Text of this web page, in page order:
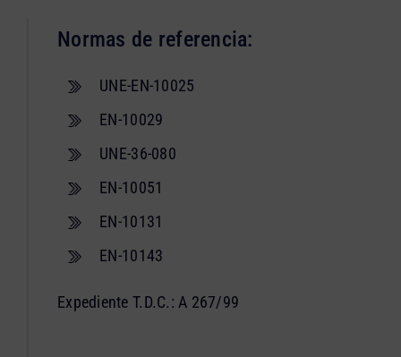
Normas de referencia:
UNE-EN-10025
EN-10029
UNE-36-080
EN-10051
EN-10131
EN-10143
Expediente T.D.C.: A 267/99